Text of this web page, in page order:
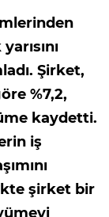
Şirket,
%7,2,
kaydetti.
iş
şirket bir